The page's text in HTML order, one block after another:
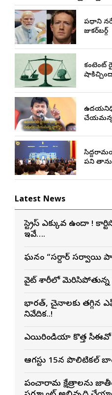
ప్రధాని
జుకర్‌బర్గ్
కంటెంట్
ఉదయనిధి
చేయమన్న
పని
Latest News
స్ట్రెస్ ఎక్కువగా ఉందా !
ఇవే….
ఘనంగా “సర్దార్ సర్వాయి
వైట్ శారీలో
భారత్, చైనాలకు తగ్గిన
నివేదిక..!
ఎయిరిండియా కొత్త సీఈవోగా
ఆగస్టు 15న పొలిటికల్
పంచారామ క్షేత్రాలను